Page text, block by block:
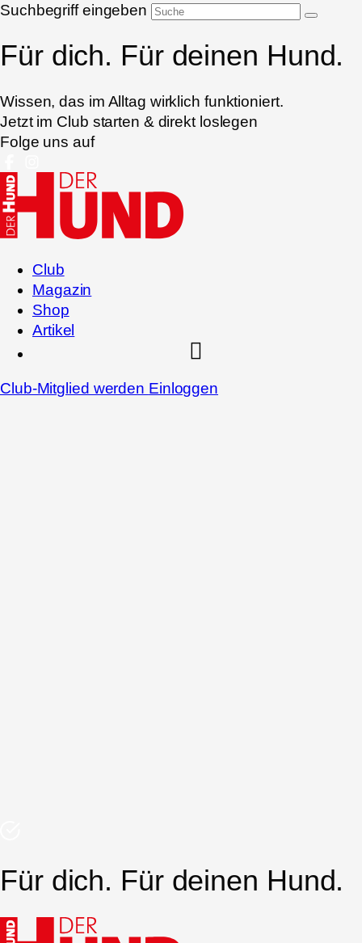
Suchbegriff eingeben
Für dich. Für deinen Hund.
Wissen, das im Alltag wirklich funktioniert.
Jetzt im Club starten & direkt loslegen
Folge uns auf
Club
Magazin
Shop
Artikel
Club-Mitglied werden Einloggen
Für dich. Für deinen Hund.